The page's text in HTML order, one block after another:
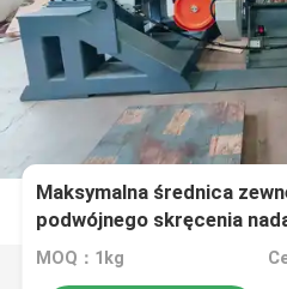
Maksymalna średnica
podwójnego skręcenia
drutu 1250 rolki i produkcji
MOQ：1kg